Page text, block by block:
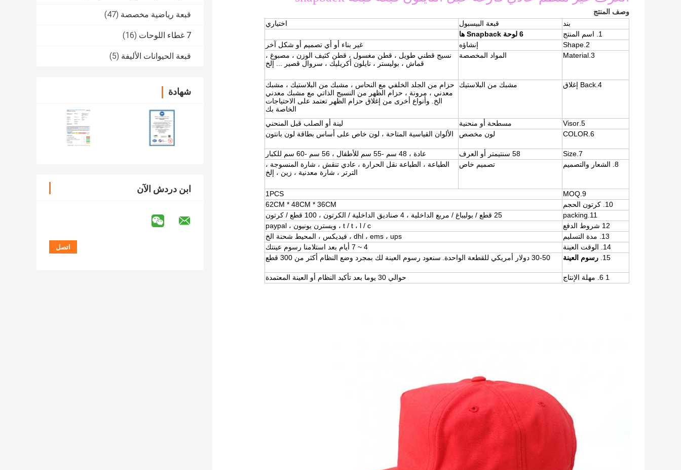
قبعة رياضية مخصصة (47)
7 غطاء اللوحات (16)
قبعة الحيوانات الأليفة (5)
شهادة
ابن دردش الآن
وصف المنتج
بند
قبعة البيسبول
اختياري
1. اسم المنتج
6 لوحة Snapback ها
2.Shape
إنشاؤه
غير بناء أو أي تصميم أو شكل آخر
3.Material
المواد المخصصة
نسيج قطني طويل ، قطن مغسول ، قطن كثيف الوزن ، مصبوغ ،
قماش ، بوليستر ، نايلون أكريليك ، سروال قصير ... إلخ
4.Back إغلاق مشبك من البلاستيك
حزام من الجلد الخلفي مع النحاس ، مشبك من البلاستيك ، مشبك
معدني ، مرونة ، حزام الظهر من النسيج الذاتي مع مشبك معدني
الخ. وأنواع أخرى من إغلاق حزام الظهر تعتمد على الاحتياجات
الخاصة بك
5.Visor
مسطحة أو منحنية
لينة أو الصلب قبل المنحني
6.COLOR
لون مخصص الألوان القياسية المتاحة ، لون خاص على أساس بطاقة لون بانتون
7.Size 58 سنتيمتر أو العرف
عادة ، 48 سم -55 سم للأطفال ، 56 سم -60 سم للكبار
8. الشعار والتصميم
تصميم خاص
الطباعة ، الطباعة نقل الحرارة ، عادي تنقش ، شارة المنسوجة ،
الترتر ، شارة معدنية ، زين ، إلخ
9.MOQ
1PCS
10. كرتون الحجم
62CM * 48CM * 36CM
11.packing
25 قطع / بوليباغ / مربع الداخلية ، 4 صناديق الداخلية / الكرتون ، 100 قطع / كرتون
12 شروط الدفع
t / t ، l / c ، ويسترن يونيون ، paypal
13. مدة التسليم
dhl ، ems ، ups ، فيديكس ، المحيط شحنة الخ
14. الوقت العينة
4 ~ 7 أيام بعد استلامنا رسوم عينتك
15. رسوم العينة 30-50 دولار أمريكي للقطعة الواحدة. سنعود رسوم العينة لك بمجرد وضع النظام أكثر من 300 قطع
1 6. مهلة الإنتاج حوالي 30 يوما بعد تأكيد النظام أو العينة المعتمدة